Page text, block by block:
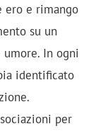
ero e rimango
su un
In ogni
identificato
per